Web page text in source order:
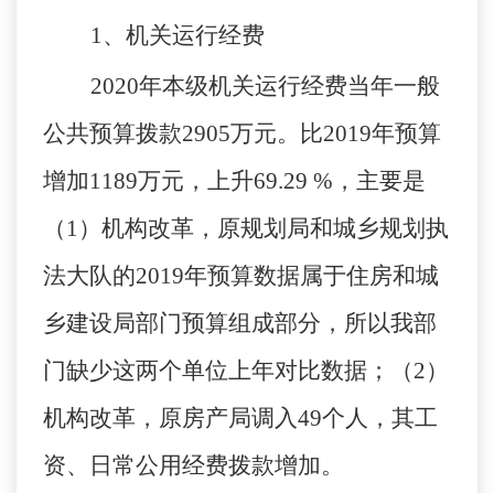
1、机关运行经费
2020年本级机关运行经费当年一般
公共预算拨款2905万元。比2019年预算
增加1189万元，上升69.29 %， 主要是
（ 1）机构改革，原规划局和城乡规划执
法大队的2019年预算数据属于住房和城
乡建设局部门预算组成部分，所以我部
门缺少这两个单位上年对比数据；（2）
机构改革，原房产局调入49个人，其工
资、日常公用经费拨款增加。